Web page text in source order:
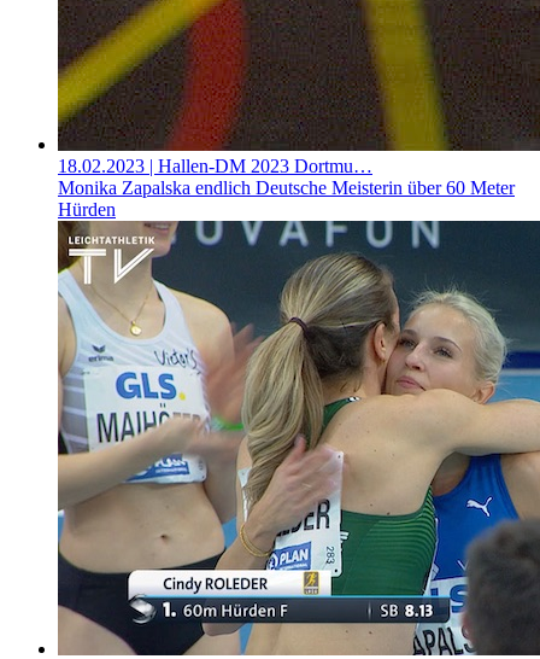
18.02.2023 | Hallen-DM 2023 Dortmu…
Monika Zapalska endlich Deutsche Meisterin über 60 Meter
Hürden